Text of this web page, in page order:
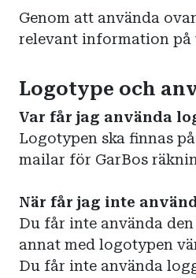
Genom att använda
relevant information på
Logotype och
Var får jag använda
Logotypen ska finnas
mailar för GarBos
När får jag inte
Du får inte använda
annat med logotypen
Du får inte använda